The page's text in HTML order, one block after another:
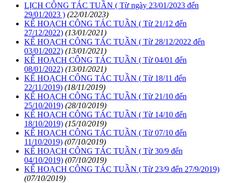
LỊCH CÔNG TÁC TUẦN ( Từ ngày 23/01/2023 đến
29/01/2023 ) (22/01/2023)
KẾ HOẠCH CÔNG TÁC TUẦN ( Từ 21/12 đến
27/12/2022) (13/01/2021)
KẾ HOẠCH CÔNG TÁC TUẦN ( Từ 28/12/2022 đến
03/01/2022) (13/01/2021)
KẾ HOẠCH CÔNG TÁC TUẦN ( Từ 04/01 đến
08/01/2022) (13/01/2021)
KẾ HOẠCH CÔNG TÁC TUẦN ( Từ 18/11 đến
22/11/2019) (18/11/2019)
KẾ HOẠCH CÔNG TÁC TUẦN ( Từ 21/10 đến
25/10/2019) (28/10/2019)
KẾ HOẠCH CÔNG TÁC TUẦN ( Từ 14/10 đến
18/10/2019) (15/10/2019)
KẾ HOẠCH CÔNG TÁC TUẦN ( Từ 07/10 đến
11/10/2019) (07/10/2019)
KẾ HOẠCH CÔNG TÁC TUẦN ( Từ 30/9 đến
04/10/2019) (07/10/2019)
KẾ HOẠCH CÔNG TÁC TUẦN ( Từ 23/9 đến 27/9/2019)
(07/10/2019)